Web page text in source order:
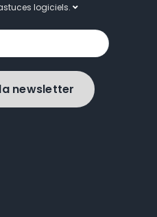
logiciels.
newsletter